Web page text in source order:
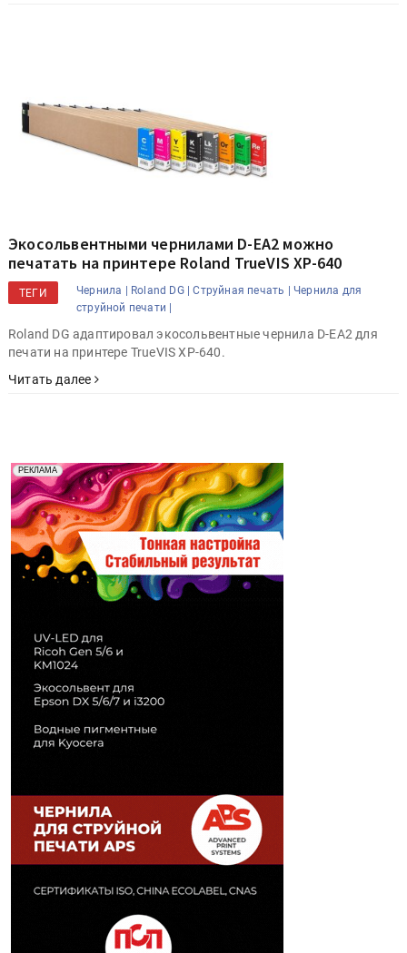
Экосольвентными чернилами D-EA2 можно
печатать на принтере Roland TrueVIS XP-640
ТЕГИ Чернила | Roland DG | Струйная печать | Чернила для
струйной печати |
Roland DG адаптировал экосольвентные чернила D-EA2 для
печати на принтере TrueVIS XP-640.
Читать далее
РЕКЛАМА
Реклама. Рекламодатель ООО "Передовые Системы
Печати" erid: 2SDnjd2d4Qz